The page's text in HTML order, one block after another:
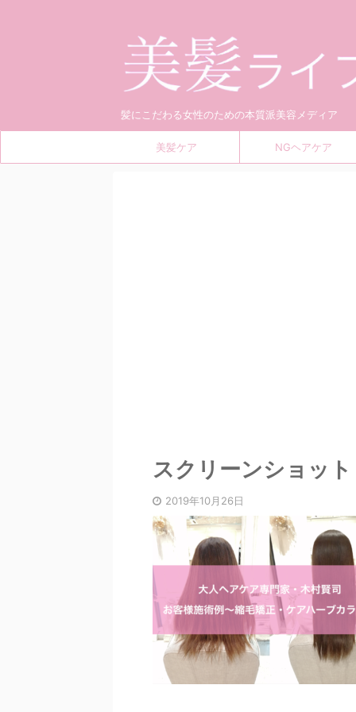
髪にこだわる女性のための本質派美容メディア
美髪ケア NGヘアケア
スクリーンショッ
2019年10月26日